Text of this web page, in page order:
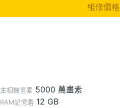
維修價格
主相機畫素 5000 萬畫素
RAM記憶體 12 GB